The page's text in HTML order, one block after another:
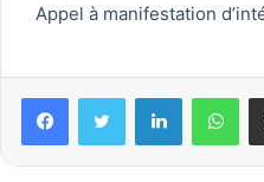
Appel à manifestation